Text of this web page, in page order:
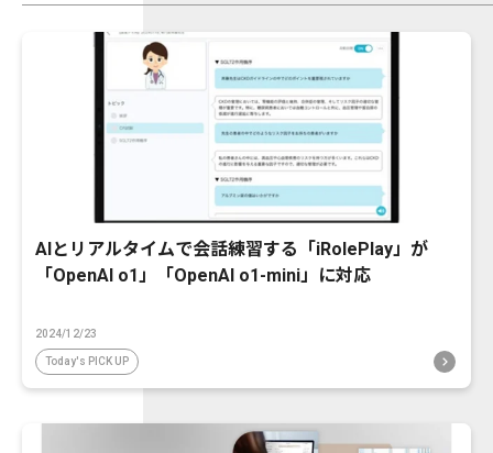
AIとリアルタイムで会話練習する「iRolePlay」が
「OpenAI o1」「OpenAI o1-mini」に対応
2024/12/23
Today's PICK UP